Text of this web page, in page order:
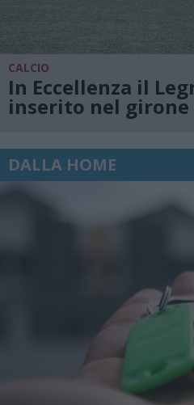
CALCIO
In Eccellenza il
inserito nel girone
DALLA HOME